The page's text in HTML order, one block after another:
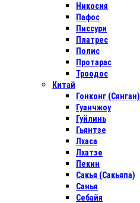
Никосия
Пафос
Писсури
Платрес
Полис
Протарас
Троодос
Китай
Гонконг (Сянган)
Гуанчжоу
Гуйлинь
Гьянтзе
Лхаса
Лхатзе
Пекин
Сакья (Сакьяпа)
Санья
Себайя